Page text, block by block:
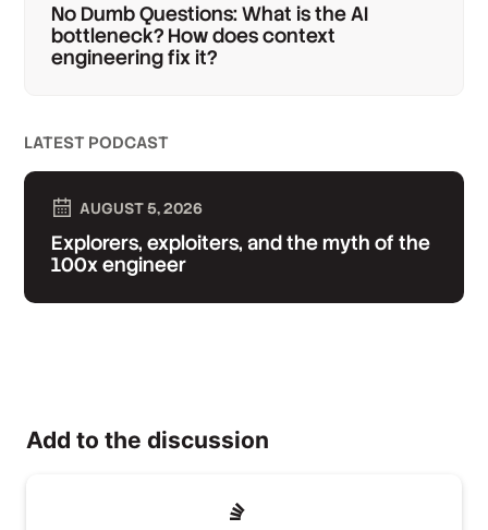
No Dumb Questions: What is the AI
bottleneck? How does context
engineering fix it?
LATEST PODCAST
AUGUST 5, 2026
Explorers, exploiters, and the myth of the
100x engineer
Add to the discussion